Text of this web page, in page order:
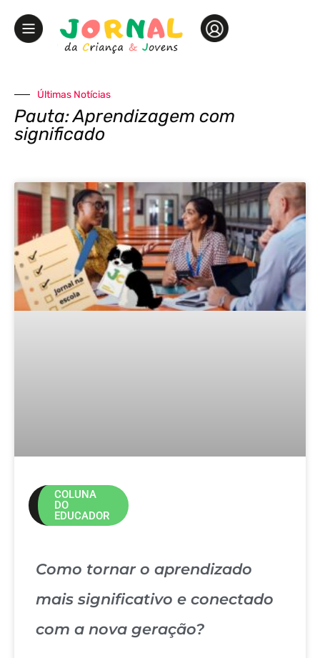
Últimas Notícias
Pauta: Aprendizagem com
significado
COLUNA
DO
EDUCADOR
Como tornar o aprendizado
mais significativo e conectado
com a nova geração?